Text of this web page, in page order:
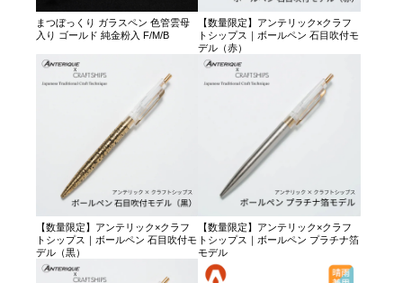
まつぼっくり ガラスペン 色管雲母
入り ゴールド 純金粉入 F/M/B
【数量限定】アンテリック×クラフ
トシップス｜ボールペン 石目吹付モ
デル（赤）
【数量限定】アンテリック×クラフ
トシップス｜ボールペン 石目吹付モ
デル（黒）
【数量限定】アンテリック×クラフ
トシップス｜ボールペン プラチナ箔
モデル